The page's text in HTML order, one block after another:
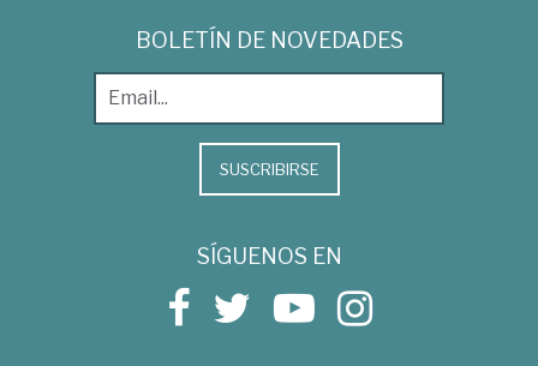
BOLETÍN DE NOVEDADES
SUSCRIBIRSE
SÍGUENOS EN